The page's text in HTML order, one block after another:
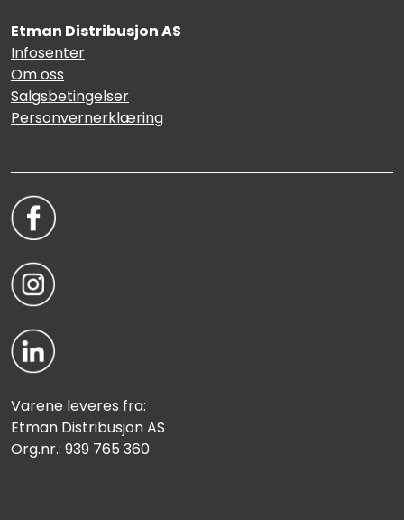
Etman Distribusjon AS
Infosenter
Om oss
Salgsbetingelser
Personvernerklæring
Varene leveres fra:
Etman Distribusjon AS
Org.nr.: 939 765 360